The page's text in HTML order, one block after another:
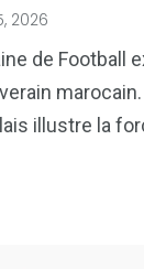
2026
de Football
illustre la